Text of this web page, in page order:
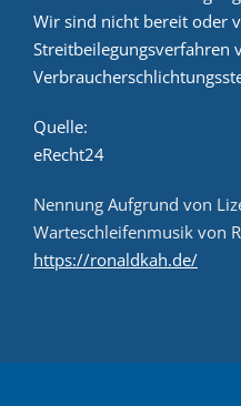
Wir sind nicht bereit oder
Streitbeilegungsverfahren
Quelle:
eRecht24
Nennung Aufgrund von
Warteschleifenmusik von
https://ronaldkah.de/